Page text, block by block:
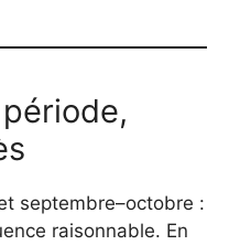
septembre–octobre :
raisonnable. En